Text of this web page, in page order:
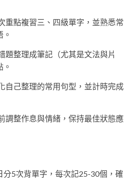
重點複習三、四級單字，並熟悉常
。
題整理成筆記（尤其是文法與片
。
自己整理的常用句型，並計時完成
調整作息與情緒，保持最佳狀態應
分5次背單字，每次記25-30個，確